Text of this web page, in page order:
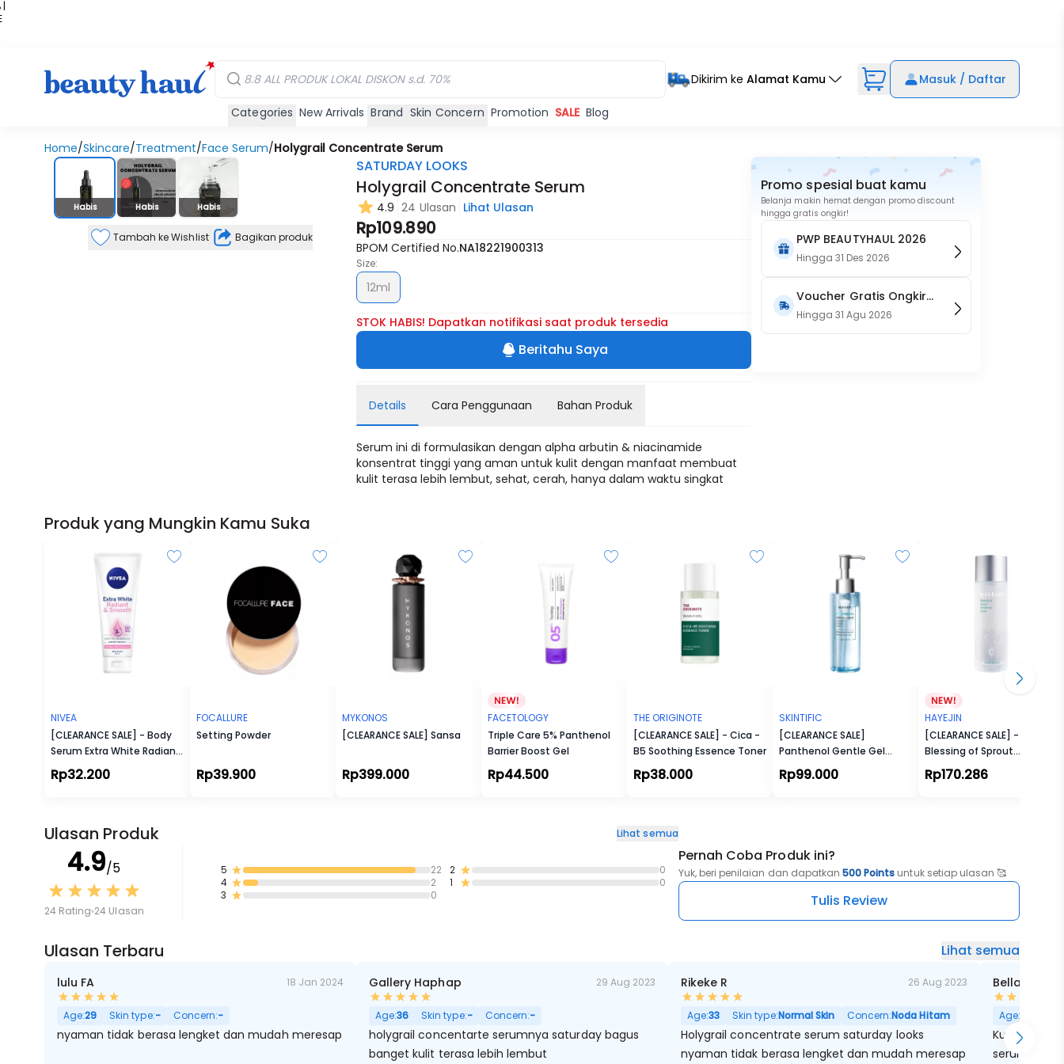
|
Dikirim ke Alamat Kamu Masuk / Daftar
Categories New Arrivals Brand Skin Concern Promotion SALE Blog
Home/Skincare/Treatment/Face Serum/Holygrail Concentrate Serum
Stok Habis
Habis Habis Habis
Tambah ke Wishlist Bagikan produk
SATURDAY LOOKS
Holygrail Concentrate Serum
4.9 24 Ulasan Lihat Ulasan
Rp109.890
BPOM Certified No.NA18221900313
Size:
12ml
STOK HABIS! Dapatkan notifikasi saat produk tersedia
Beritahu Saya
Details Cara Penggunaan Bahan Produk
Serum ini di formulasikan dengan alpha arbutin & niacinamide
konsentrat tinggi yang aman untuk kulit dengan manfaat membuat
kulit terasa lebih lembut, sehat, cerah, hanya dalam waktu singkat
Promo spesial buat kamu
Belanja makin hemat dengan promo discount
hingga gratis ongkir!
PWP BEAUTYHAUL 2026
Hingga31 Des 2026
Voucher Gratis Ongkir
15RB (Only on Website)
Hingga31 Agu 2026
Produk yang Mungkin Kamu Suka
NIVEA
[CLEARANCE SALE] - Body
Serum Extra White Radiant
& Smooth
Rp32.200
FOCALLURE
Setting Powder
Rp39.900
MYKONOS
[CLEARANCE SALE] Sansa
Rp399.000
FACETOLOGY
Triple Care 5% Panthenol
Barrier Boost Gel
Rp44.500
THE ORIGINOTE
[CLEARANCE SALE] - Cica -
B5 Soothing Essence Toner
Rp38.000
SKINTIFIC
[CLEARANCE SALE]
Panthenol Gentle Gel
Cleanser
Rp99.000
HAYEJIN
[CLEARANCE SALE] -
Blessing of Sprout
Radiance Toner
Rp170.286
Ulasan Produk Lihat semua
4.9/5
24 Rating 24 Ulasan
5
22
4
2
3
0
2
0
1
0
Pernah Coba Produk ini?
Yuk, beri penilaian dan dapatkan 500 Points untuk setiap ulasan 🥰
Tulis Review
Ulasan Terbaru Lihat semua
lulu FA 18 Jan 2024
Age:29 Skin type:- Concern:-
nyaman tidak berasa lengket dan mudah meresap
Gallery Haphap 29 Aug 2023
Age:36 Skin type:- Concern:-
holygrail concentarte serumnya saturday bagus
banget kulit terasa lebih lembut
Rikeke R 26 Aug 2023
Age:33 Skin type:Normal Skin Concern:Noda Hitam
Holygrail concentrate serum saturday looks
nyaman tidak berasa lengket dan mudah meresap
Bella
Age:
Kulitku
serum ini